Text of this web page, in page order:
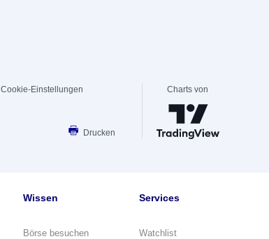
Cookie-Einstellungen
Drucken
Charts von
Wissen
Börse besuchen
Services
Watchlist